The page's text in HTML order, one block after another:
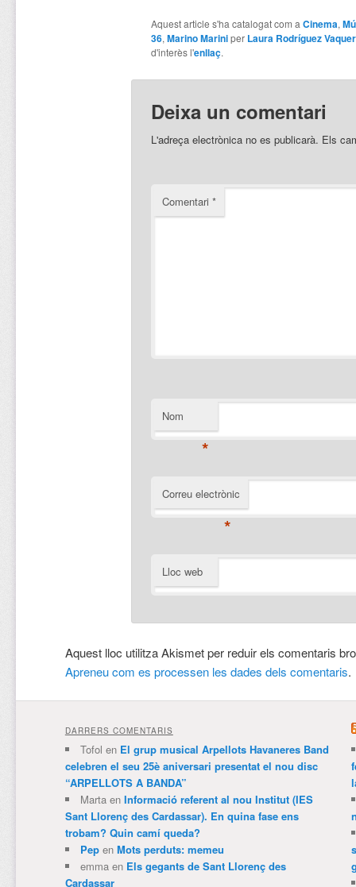
Aquest article s'ha catalogat com a Cinema,
36, Marino Mariniper Laura Rodríguez Vaquer
d'interès l'enllaç.
Deixa un comentari
L'adreça electrònica no es publicarà. Els
Comentari *
Nom
*
Correu electrònic
*
Lloc web
Aquest lloc utilitza Akismet per reduir els comentaris
Apreneu com es processen les dades dels comentaris.
DARRERS COMENTARIS
Tofol en El grup musical Arpellots Havaneres Band
celebren el seu 25è aniversari presentat el nou disc
“ARPELLOTS A BANDA”
Martaen Informació referent al nou Institut (IES
Sant Llorenç des Cardassar). En quina fase ens
trobam? Quin camí queda?
Pepen Mots perduts: memeu
emmaen Els gegants de Sant Llorenç des
Cardassar